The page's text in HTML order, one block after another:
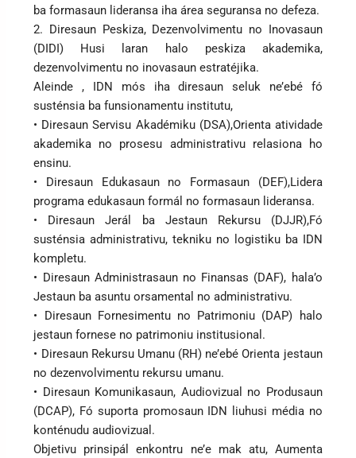
ba formasaun lideransa iha área seguransa no defeza.
2. Diresaun Peskiza, Dezenvolvimentu no Inovasaun
(DIDI) Husi laran halo peskiza akademika,
dezenvolvimentu no inovasaun estratéjika.
Aleinde , IDN mós iha diresaun seluk ne’ebé fó
susténsia ba funsionamentu institutu,
• Diresaun Servisu Akadémiku (DSA),Orienta atividade
akademika no prosesu administrativu relasiona ho
ensinu.
• Diresaun Edukasaun no Formasaun (DEF),Lidera
programa edukasaun formál no formasaun lideransa.
• Diresaun Jerál ba Jestaun Rekursu (DJJR),Fó
susténsia administrativu, tekniku no logistiku ba IDN
kompletu.
• Diresaun Administrasaun no Finansas (DAF), hala’o
Jestaun ba asuntu orsamental no administrativu.
• Diresaun Fornesimentu no Patrimoniu (DAP) halo
jestaun fornese no patrimoniu institusional.
• Diresaun Rekursu Umanu (RH) ne’ebé Orienta jestaun
no dezenvolvimentu rekursu umanu.
• Diresaun Komunikasaun, Audiovizual no Produsaun
(DCAP), Fó suporta promosaun IDN liuhusi média no
konténudu audiovizual.
Objetivu prinsipál enkontru ne’e mak atu, Aumenta